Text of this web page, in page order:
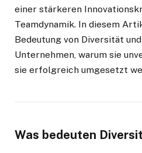
einer stärkeren
Teamdynamik. In diesem
Bedeutung von Diversität
Unternehmen, warum sie
sie erfolgreich umgesetzt
Was bedeuten